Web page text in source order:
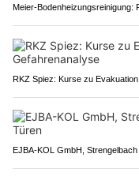
Meier-Bodenheizungsreinigung:
RKZ Spiez: Kurse zu
EJBA-KOL GmbH,